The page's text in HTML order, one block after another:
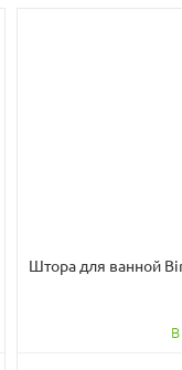
Штора для ванной